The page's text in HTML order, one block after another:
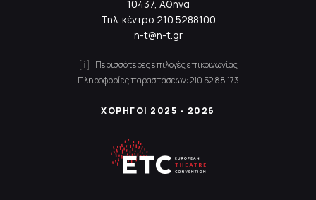
10437, Αθήνα
Τηλ. κέντρο 210 5288100
n-t@n-t.gr
Περισσότερες επιλογές επικοινωνίας
Πληροφορίες παραστάσεων:210 52 88 173
ΧΟΡΗΓΟΙ 2025 - 2026